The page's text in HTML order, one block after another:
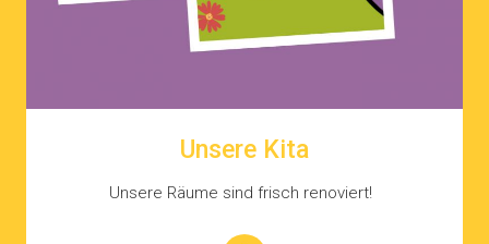
Unsere Kita
Unsere Räume sind frisch renoviert!